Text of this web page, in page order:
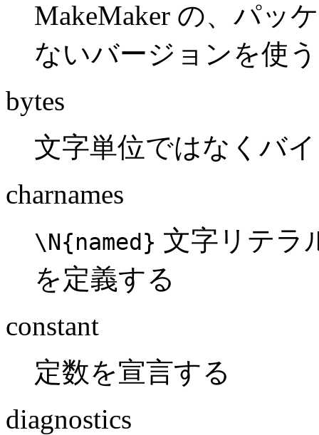
MakeMaker の、パッ
ないバージョンを使う
bytes
文字単位ではなくバ
charnames
\N{named} 文字リテラ
を定義する
constant
定数を宣言する
diagnostics